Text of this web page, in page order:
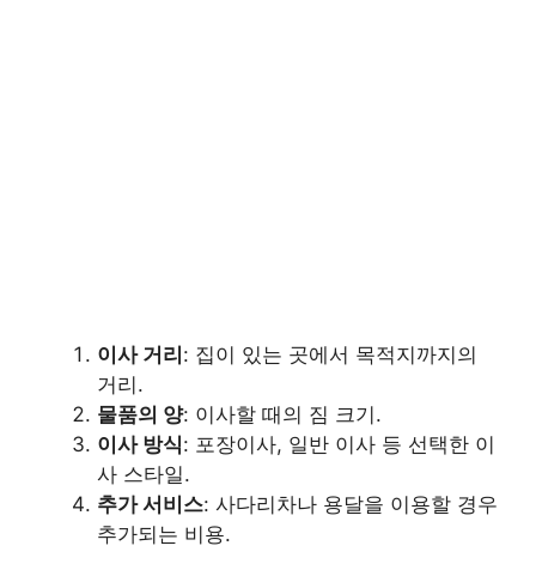
이사 거리 : 집이 있는 곳에서 목적지까지의
거리.
물품의 양: 이사할 때의 짐 크기.
이사 방식: 포장이사, 일반 이사 등 선택한 이
사 스타일.
추가 서비스: 사다리차나 용달을 이용할 경우
추가되는 비용.